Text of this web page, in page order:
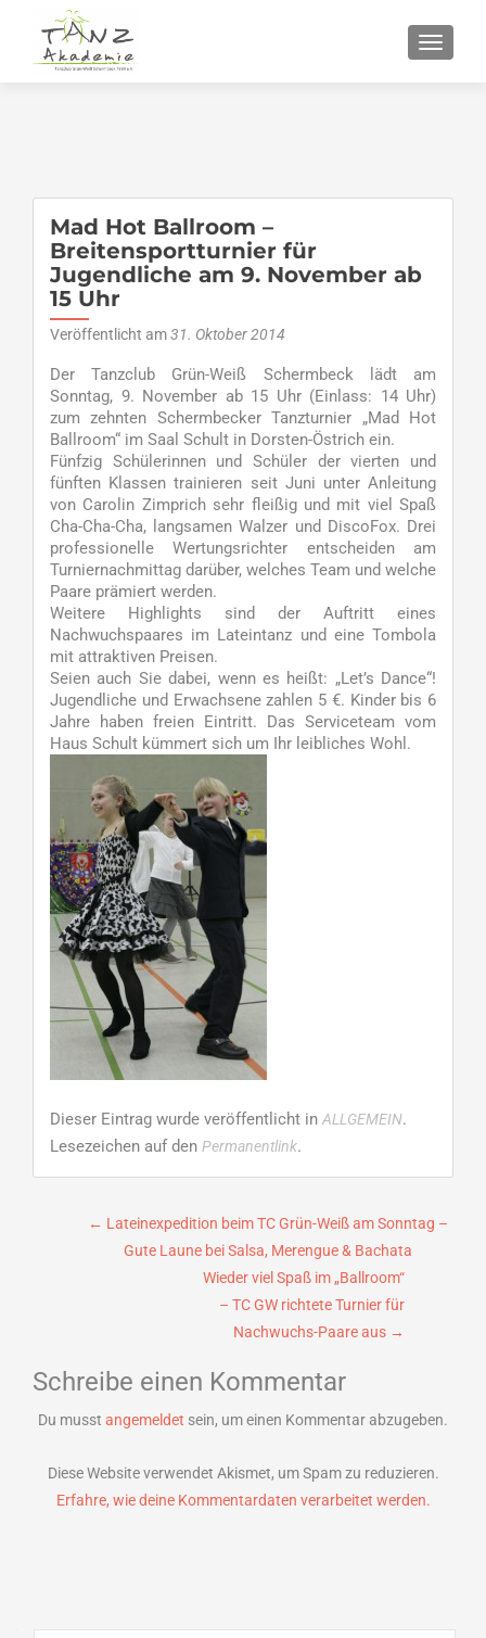
Mad Hot Ballroom –
Breitensportturnier für
Jugendliche am 9. November ab
15 Uhr
Veröffentlicht am31. Oktober 2014
Der Tanzclub Grün-Weiß Schermbeck lädt am
Sonntag, 9. November ab 15 Uhr (Einlass: 14 Uhr)
zum zehnten Schermbecker Tanzturnier „Mad Hot
Ballroom“ im Saal Schult in Dorsten-Östrich ein.
Fünfzig Schülerinnen und Schüler der vierten und
fünften Klassen trainieren seit Juni unter Anleitung
von Carolin Zimprich sehr fleißig und mit viel Spaß
Cha-Cha-Cha, langsamen Walzer und DiscoFox. Drei
professionelle Wertungsrichter entscheiden am
Turniernachmittag darüber, welches Team und welche
Paare prämiert werden.
Weitere Highlights sind der Auftritt eines
Nachwuchspaares im Lateintanz und eine Tombola
mit attraktiven Preisen.
Seien auch Sie dabei, wenn es heißt: „Let’s Dance“!
Jugendliche und Erwachsene zahlen 5 €. Kinder bis 6
Jahre haben freien Eintritt. Das Serviceteam vom
Haus Schult kümmert sich um Ihr leibliches Wohl.
Dieser Eintrag wurde veröffentlicht in ALLGEMEIN.
Lesezeichen auf den Permanentlink.
Beitragsnavigation
← Lateinexpedition beim TC Grün-Weiß am Sonntag –
Gute Laune bei Salsa, Merengue & Bachata
Wieder viel Spaß im „Ballroom“
– TC GW richtete Turnier für
Nachwuchs-Paare aus →
Schreibe einen Kommentar
Du musst angemeldet sein, um einen Kommentar abzugeben.
Diese Website verwendet Akismet, um Spam zu reduzieren.
Erfahre, wie deine Kommentardaten verarbeitet werden.